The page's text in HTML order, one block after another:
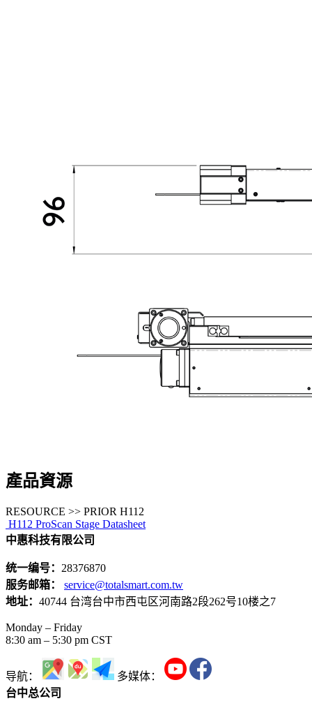
產品資源
RESOURCE >> PRIOR H112
H112 ProScan Stage Datasheet
中惠科技有限公司
统一编号： 28376870
服务邮箱：
service@totalsmart.com.tw
地址： 40744 台湾台中市西屯区河南路2段262号10楼之7
Monday – Friday
8:30 am – 5:30 pm CST
导航：
多媒体：
台中总公司